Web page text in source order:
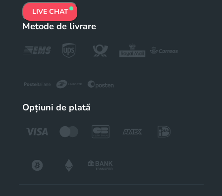
LIVE CHAT
Metode de livrare
Opțiuni de plată